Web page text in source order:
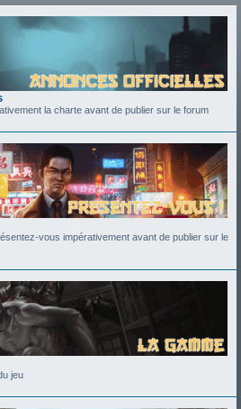
la charte avant de publier sur le forum
vous impérativement avant de publier sur le
jeu